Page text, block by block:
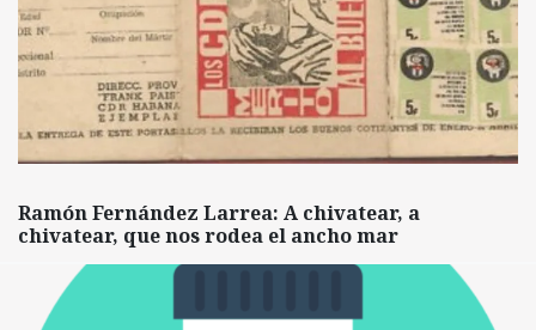
Ramón Fernández Larrea: A chivatear, a
chivatear, que nos rodea el ancho mar